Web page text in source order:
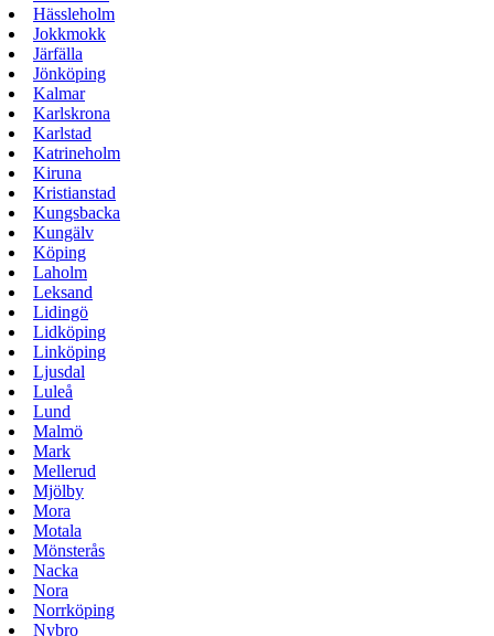
Hässleholm
Jokkmokk
Järfälla
Jönköping
Kalmar
Karlskrona
Karlstad
Katrineholm
Kiruna
Kristianstad
Kungsbacka
Kungälv
Köping
Laholm
Leksand
Lidingö
Lidköping
Linköping
Ljusdal
Luleå
Lund
Malmö
Mark
Mellerud
Mjölby
Mora
Motala
Mönsterås
Nacka
Nora
Norrköping
Nybro